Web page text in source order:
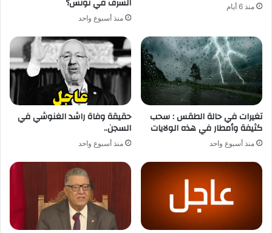
منذ 6 أيام
منذ أسبوع واحد
تغيرات في حالة الطقس : سحب
كثيفة وأمطار في هذه الولايات
منذ أسبوع واحد
حقيقة وفاة راشد الغنوشي في
السجن..
منذ أسبوع واحد